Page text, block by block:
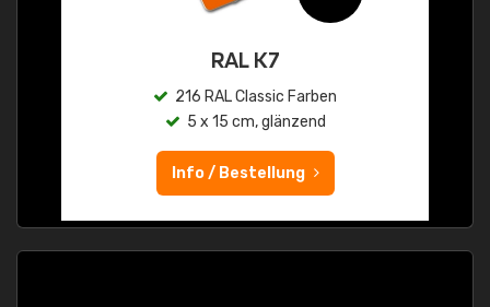
RAL K7
216 RAL Classic Farben
5 x 15 cm, glänzend
Info / Bestellung